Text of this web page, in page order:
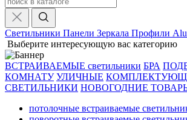
Светильники Панели Зеркала Профили
Выберите интересующую вас категорию
ВСТРАИВАЕМЫЕ светильники БРА
КОМНАТУ УЛИЧНЫЕ
СВЕТИЛЬНИКИ НОВОГОДНИЕ
потолочные встраиваемые